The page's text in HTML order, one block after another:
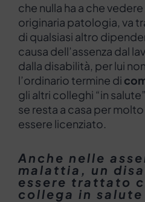
che nulla ha a che
originaria patologia, va
di qualsiasi altro
causa dell’assenza dal
dalla disabilità, per lui
l’ordinario termine di
gli altri colleghi “in
se resta a casa per
essere licenziato.
Anche nelle
malattia, un
essere trattato
collega in salute